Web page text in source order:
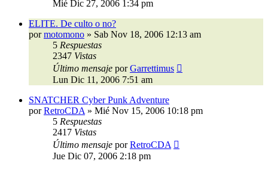
Mié Dic 27, 2006 1:34 pm
ELITE. De culto o no?
pormotomono » Sab Nov 18, 2006 12:13 am
5 Respuestas
2347 Vistas
Último mensaje porGarrettimus
Lun Dic 11, 2006 7:51 am
SNATCHER Cyber Punk Adventure
porRetroCDA » Mié Nov 15, 2006 10:18 pm
5 Respuestas
2417 Vistas
Último mensaje porRetroCDA
Jue Dic 07, 2006 2:18 pm